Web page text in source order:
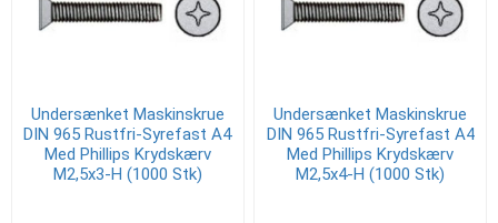
Undersænket Maskinskrue
DIN 965 Rustfri-Syrefast A4
Med Phillips Krydskærv
M2,5x3-H (1000 Stk)
Undersænket Maskinskrue
DIN 965 Rustfri-Syrefast A4
Med Phillips Krydskærv
M2,5x4-H (1000 Stk)